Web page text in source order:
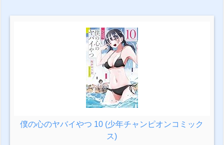
僕の心のヤバイやつ 10 (少年チャンピオンコミック
ス)